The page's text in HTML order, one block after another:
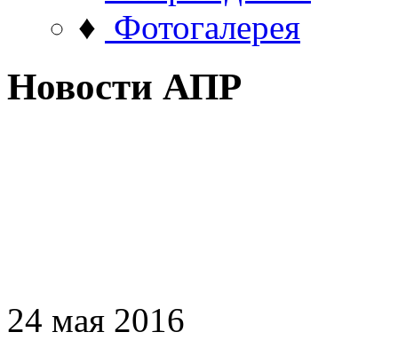
♦ Фотогалерея
Новости АПР
24 мая 2016